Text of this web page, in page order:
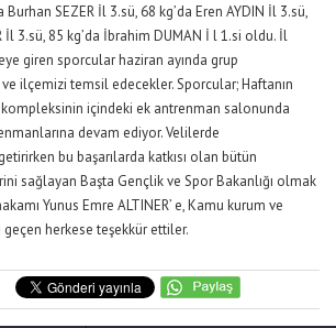
Burhan SEZER İl 3.sü, 68 kg’da Eren AYDIN İl 3.sü,
İl 3.sü, 85 kg’da İbrahim DUMAN İ l 1.si oldu. İl
giren sporcular haziran ayında grup
ilçemizi temsil edecekler. Sporcular; Haftanın
içindeki ek antrenman salonunda
devam ediyor. Velilerde
bu başarılarda katkısı olan bütün
sağlayan Başta Gençlik ve Spor Bakanlığı olmak
Yunus Emre ALTINER’ e, Kamu kurum ve
herkese teşekkür ettiler.